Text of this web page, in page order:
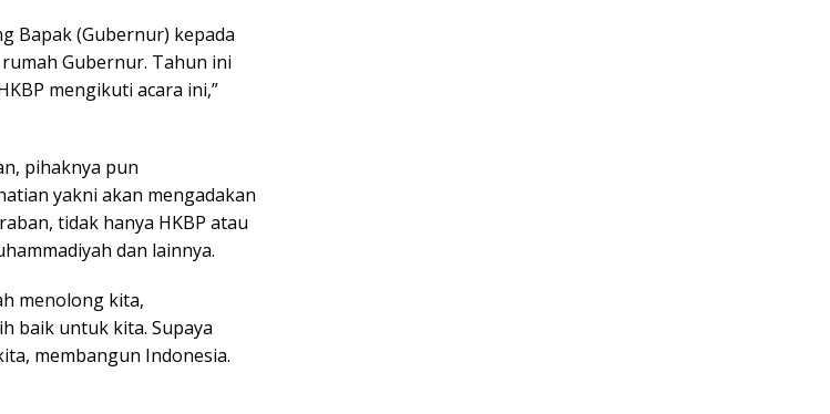
Bapak (Gubernur) kepada
Gubernur. Tahun ini
mengikuti acara ini,”
pihaknya pun
yakni akan mengadakan
tidak hanya HKBP atau
dan lainnya.
menolong kita,
baik untuk kita. Supaya
membangun Indonesia.